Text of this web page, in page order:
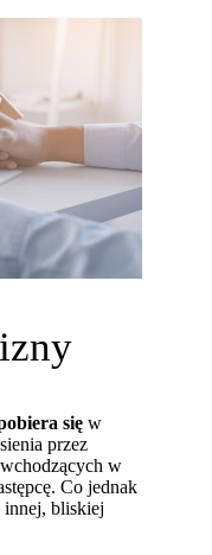
się w
przez
w
Co jednak
innej, bliskiej